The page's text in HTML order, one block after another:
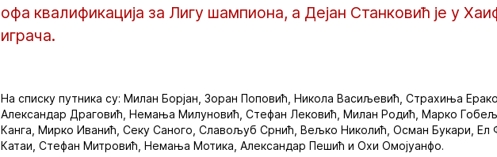
офа квалификација за Лигу шампиона, а Дејан Станковић је у
играча.
На списку путника су: Милан Борјан, Зоран Поповић, Никола Васиљевић, Страхиња
Александар Драговић, Немања Милуновић, Стефан Лековић, Милан Родић, Марко
Канга, Мирко Иванић, Секу Саного, Славољуб Срнић, Вељко Николић, Осман Букари, Ел
Катаи, Стефан Митровић, Немања Мотика, Александар Пешић и Охи Омојуанфо.